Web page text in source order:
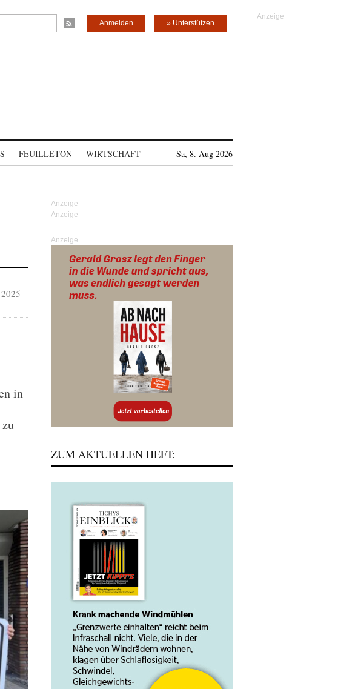
» Unterstützen
Anmelden
FEUILLETON WIRTSCHAFT Sa, 8. Aug 2026
in
Anzeige
ZUM AKTUELLEN HEFT: